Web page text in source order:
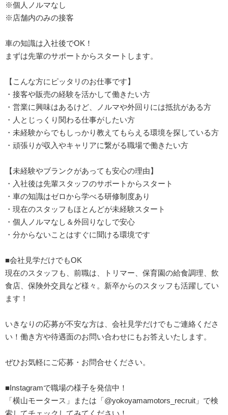
※個人ノルマなし
※店舗内のみの接客
車の知識は入社後でOK！
まずは先輩のサポートからスタートします。
【こんな方にピッタリのお仕事です】
・接客や販売の経験を活かして働きたい方
・営業に興味はあるけど、ノルマや外回りには抵抗がある方
・人とじっくり関わる仕事がしたい方
・未経験からでもしっかり教えてもらえる環境を探している方
・頑張りが収入やキャリアに繋がる職場で働きたい方
【未経験やブランクがあっても安心の理由】
・入社後は先輩スタッフのサポートからスタート
・車の知識はゼロから学べる研修制度あり
・現在のスタッフもほとんどが未経験スタート
・個人ノルマなし＆外回りなしで安心
・分からないことはすぐに聞ける環境です
■会社見学だけでもOK
現在のスタッフも、前職は、トリマー、保育園の給食調理、飲
食店、保険外交員など様々。新卒からのスタッフも活躍してい
ます！
いきなりの応募が不安な方は、会社見学だけでもご連絡くださ
い！働き方や待遇面のお問い合わせにもお答えいたします。
ぜひお気軽にご応募・お問合せください。
■Instagramで職場の様子を発信中！
「横山モータース」または「@yokoyamamotors_recruit」で検